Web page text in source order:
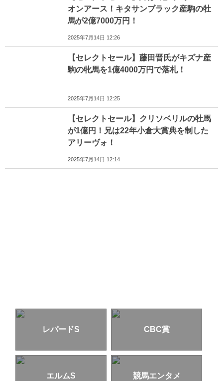
オンアース！キタサンブラック産駒の牡
馬が2億7000万円！
2025年7月14日 12:26
【セレクトセール】藤田晋氏がキズナ産
駒の牝馬を1億4000万円で落札！
2025年7月14日 12:25
【セレクトセール】クリソベリルの牡馬
が1億円！兄は22年小倉大賞典を制した
アリーヴォ！
2025年7月14日 12:14
レパードS CBC賞
エルムS 競馬エンタメ